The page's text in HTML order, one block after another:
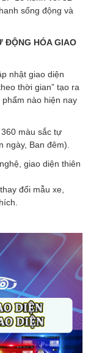
sống động và
ĐỘNG HÓA GIAO
nhật giao diện
thời gian” tạo ra
nào hiện nay
màu sắc tự
ngày, Ban đêm).
giao diện thiên
đổi mẫu xe,